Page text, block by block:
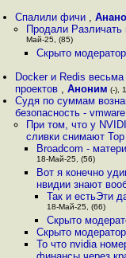
Спалили фичи ,
Продали Различать
Май-25, (85)
Скрыто
Docker и Redis
проектов ,Аноним (-),
Судя по суммам
безопасность - vmware
При том, что у
сливки снимают
Broadcom -
18-Май-25, (56)
Вот я конечно
нвидии знают
Так и естьЭти
18-Май-25, (66)
Скрыто
Скрыто
То что nvidia